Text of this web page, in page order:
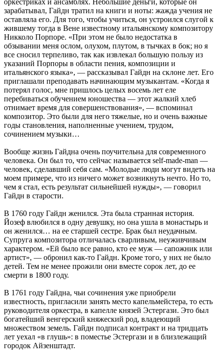
зарабатывал, Гайдн тратил на книги и ноты: жажда учения не
оставляла его. Для того, чтобы учиться, он устроился слугой к
жившему тогда в Вене известному итальянскому композитору
Никколо Порпоре. «При этом не было недостатка в
обзывании меня ослом, олухом, плутом, в тычках в бок; но я
все сносил терпеливо, так как извлекал большую пользу из
указаний Порпоры в области пения, композиции и
итальянского языка», — рассказывал Гайдн на склоне лет. Его
приглашали преподавать начинающим музыкантам. «Когда я
потерял голос, мне пришлось целых восемь лет еле
перебиваться обучением юношества — этот жалкий хлеб
отнимает время для совершенствования», — вспоминал
композитор. Это были для него тяжелые, но и очень важные
годы становления, наполненные учением, трудом,
сочинением музыки…
Вообще жизнь Гайдна очень поучительна для современного
человека. Он был то, что сейчас называется self-made-man —
человек, сделавший себя сам. «Молодые люди могут видеть на
моем примере, что из ничего может возникнуть нечто. Но то,
чем я стал, есть результат сильнейшей нужды», — говорил
Гайдн в старости.
В 1760 году Гайдн женился. Эта была странная история.
Йозеф влюбился в одну девушку, но она ушла в монастырь и
он женился… на ее старшей сестре. Брак был неудачным.
Супруга композитора отличалась сварливым, неуживчивым
характером. «Ей было все равно, кто ее муж — сапожник или
артист», — обронил как-то Гайдн. Кроме того, у них не было
детей. Тем не менее прожили они вместе сорок лет, до ее
смерти в 1800 году.
В 1761 году Гайдна, чьи сочинения уже приобрели
известность, пригласили занять место капельмейстера, то есть
руководителя оркестра, в капелле князей Эстергази. Это был
богатейший венгерский княжеский род, владеющий
множеством земель. Гайдн подписал контракт и на тридцать
лет уехал «в глушь»: в поместье Эстергази и в близлежащий
городок Айзенштадт.